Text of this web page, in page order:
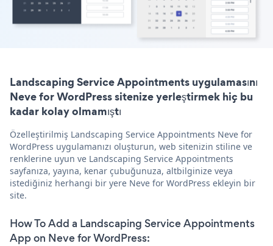
Landscaping Service Appointments uygulamasını
Neve for WordPress sitenize yerleştirmek hiç bu
kadar kolay olmamıştı
Özelleştirilmiş Landscaping Service Appointments Neve for
WordPress uygulamanızı oluşturun, web sitenizin stiline ve
renklerine uyun ve Landscaping Service Appointments
sayfanıza, yayına, kenar çubuğunuza, altbilginize veya
istediğiniz herhangi bir yere Neve for WordPress ekleyin bir
site.
How To Add a Landscaping Service Appointments
App on Neve for WordPress: